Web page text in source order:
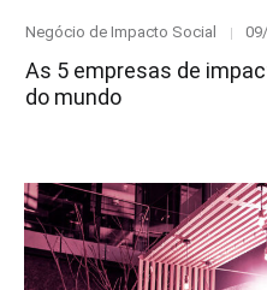
Category
Negócio de Impacto Social
As 5 empresas de
do mundo